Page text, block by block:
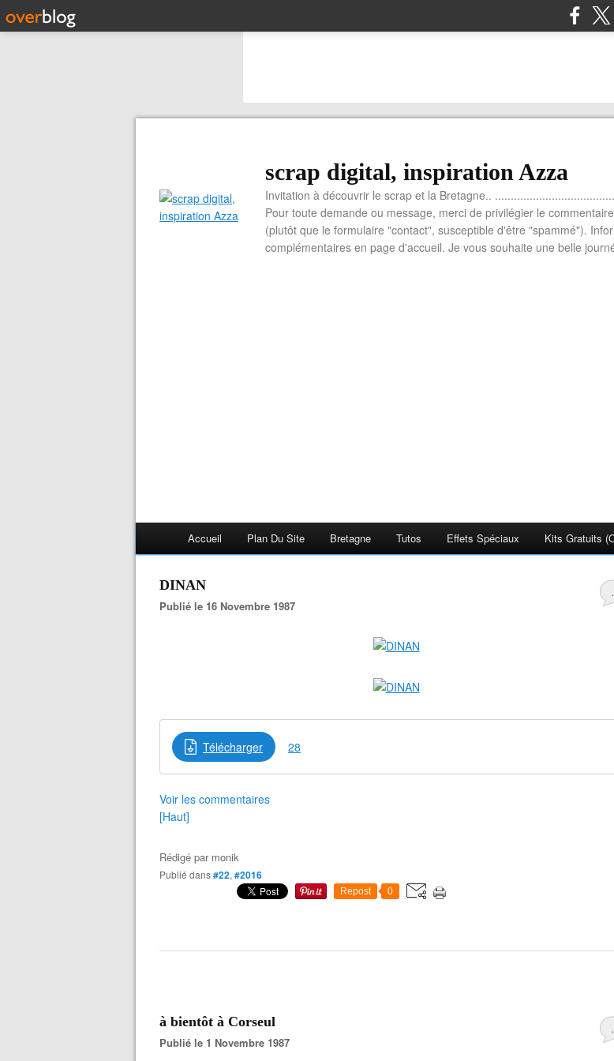
scrap digital, inspiration Azza
Invitation à découvrir le scrap et la Bretagne..
Pour toute demande ou message, merci de privilégier le
(plutôt que le formulaire "contact", susceptible d'être "spammé").
complémentaires en page d'accueil. Je vous souhaite une belle
Accueil Plan Du Site Bretagne Tutos Effets Spéciaux Kits Gratuits
DINAN
Publié le 16 Novembre 1987
Télécharger 28
Voir les commentaires
[Haut]
Rédigé par monik
Publié dans#22, #2016
Repost 0
à bientôt à Corseul
Publié le 1 Novembre 1987